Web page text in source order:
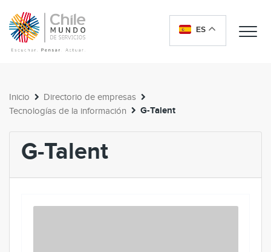
ES
Inicio
Directorio de empresas
Tecnologías de la información
G-Talent
G-Talent